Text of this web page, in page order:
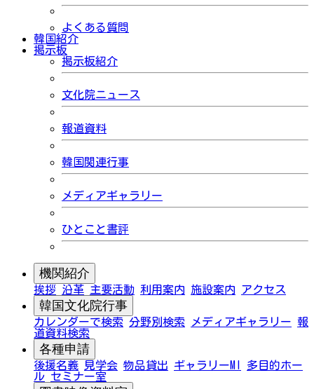
よくある質問
韓国紹介
掲示板
掲示板紹介
文化院ニュース
報道資料
韓国関連行事
メディアギャラリー
ひとこと書評
機関紹介
挨拶 沿革 主要活動 利用案内 施設案内 アクセス
韓国文化院行事
カレンダーで検索 分野別検索 メディアギャラリー 報
道資料検索
各種申請
後援名義 見学会 物品貸出 ギャラリーMI
多目的ホー
ル セミナー室